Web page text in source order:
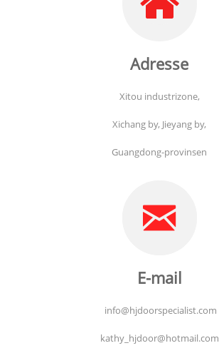
Adresse
Xitou industrizone,
Xichang by, Jieyang by,
Guangdong-provinsen
E-mail
info@hjdoorspecialist.com
kathy_hjdoor@hotmail.com